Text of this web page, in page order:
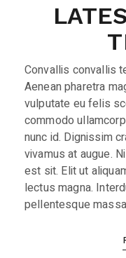
Convallis convallis
Aenean pharetra
vulputate eu felis
commodo
nunc id. Dignissim
vivamus at augue.
est sit. Elit ut
lectus magna.
pellentesque